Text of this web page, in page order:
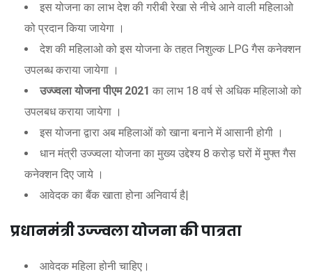
इस योजना का लाभ देश की गरीबी रेखा से नीचे आने वाली महिलाओ
को प्रदान किया जायेगा ।
देश की महिलाओ को इस योजना के तहत निशुल्क LPG गैस कनेक्शन
उपलब्ध कराया जायेगा ।
उज्ज्वला योजना पीएम 2021 का लाभ 18 वर्ष से अधिक महिलाओ को
उपलबध कराया जायेगा ।
इस योजना द्वारा अब महिलाओं को खाना बनाने में आसानी होगी ।
धान मंत्री उज्ज्वला योजना का मुख्य उद्देश्य 8 करोड़ घरों में मुफ्त गैस
कनेक्शन दिए जाये ।
आवेदक का बैंक खाता होना अनिवार्य है|
प्रधानमंत्री उज्ज्वला योजना की पात्रता
आवेदक महिला होनी चाहिए।